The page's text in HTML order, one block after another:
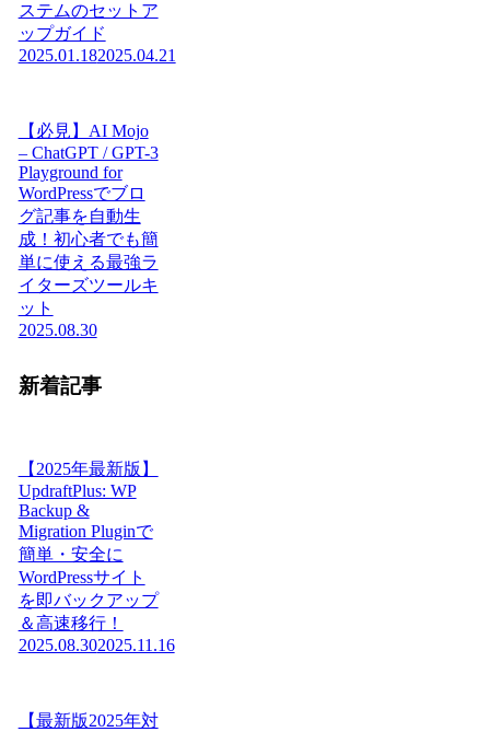
ステムのセットア
ップガイド
2025.01.182025.04.21
【必見】AI Mojo
– ChatGPT / GPT-3
Playground for
WordPressでブロ
グ記事を自動生
成！初心者でも簡
単に使える最強ラ
イターズツールキ
ット
2025.08.30
新着記事
【2025年最新版】
UpdraftPlus: WP
Backup &
Migration Pluginで
簡単・安全に
WordPressサイト
を即バックアップ
＆高速移行！
2025.08.302025.11.16
【最新版2025年対